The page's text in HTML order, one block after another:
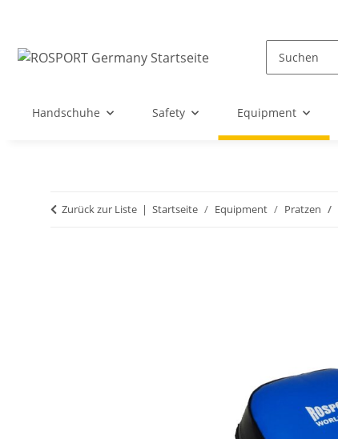
Handschuhe Safety Equipment
Zurück zur Liste Startseite Equipment Pratzen